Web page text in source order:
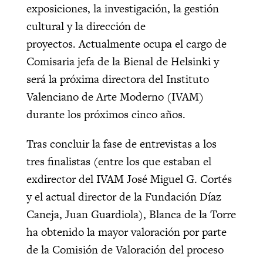
exposiciones, la investigación, la gestión
cultural y la dirección de
proyectos. Actualmente ocupa el cargo de
Comisaria jefa de la Bienal de Helsinki y
será la próxima directora del Instituto
Valenciano de Arte Moderno (IVAM)
durante los próximos cinco años.
Tras concluir la fase de entrevistas a los
tres finalistas (entre los que estaban el
exdirector del IVAM José Miguel G. Cortés
y el actual director de la Fundación Díaz
Caneja, Juan Guardiola), Blanca de la Torre
ha obtenido la mayor valoración por parte
de la Comisión de Valoración del proceso